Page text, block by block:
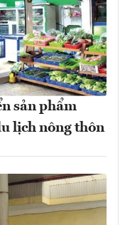
sản phẩm
lịch nông thôn